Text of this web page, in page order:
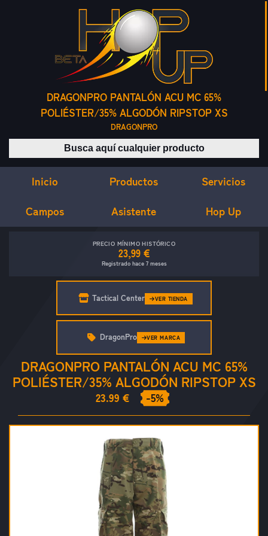
DRAGONPRO PANTALÓN ACU MC 65%
POLIÉSTER/35% ALGODÓN RIPSTOP XS
DRAGONPRO
Buscar productos
Inicio Productos Servicios
Campos Asistente Hop Up
PRECIO MÍNIMO HISTÓRICO
23,99 €
Registrado hace 7 meses
Tactical Center VER TIENDA
DRAGONPRO PANTALÓN ACU MC 65%
POLIÉSTER/35% ALGODÓN RIPSTOP XS
23.99 € -5%
DragonPro VER MARCA